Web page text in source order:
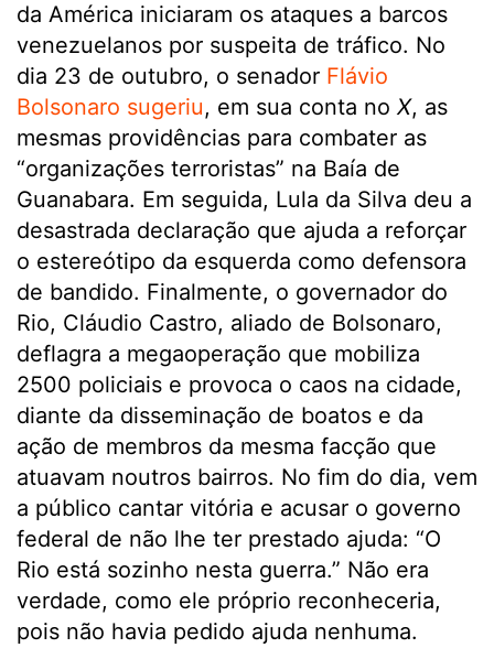
da América iniciaram os ataques a barcos
venezuelanos por suspeita de tráfico. No
dia 23 de outubro, o senador Flávio
Bolsonaro sugeriu, em sua conta no X, as
mesmas providências para combater as
“organizações terroristas” na Baía de
Guanabara. Em seguida, Lula da Silva deu a
desastrada declaração que ajuda a reforçar
o estereótipo da esquerda como defensora
de bandido. Finalmente, o governador do
Rio, Cláudio Castro, aliado de Bolsonaro,
deflagra a megaoperação que mobiliza
2500 policiais e provoca o caos na cidade,
diante da disseminação de boatos e da
ação de membros da mesma facção que
atuavam noutros bairros. No fim do dia, vem
a público cantar vitória e acusar o governo
federal de não lhe ter prestado ajuda: “O
Rio está sozinho nesta guerra.” Não era
verdade, como ele próprio reconheceria,
pois não havia pedido ajuda nenhuma.